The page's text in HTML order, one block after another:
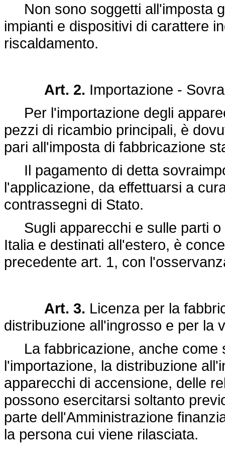
Non sono soggetti all'imposta
impianti e dispositivi di carattere
riscaldamento.
Art. 2. Importazione -
Per l'importazione degli
pezzi di ricambio principali, è
pari all'imposta di fabbricazione
Il pagamento di detta
l'applicazione, da effettuarsi a
contrassegni di Stato.
Sugli apparecchi e sulle parti o
Italia e destinati all'estero, è
precedente art. 1, con
Art. 3. Licenza per la
distribuzione all'ingrosso e per la
La fabbricazione, anche come
l'importazione, la distribuzione
apparecchi di accensione, delle
possono esercitarsi soltanto
parte dell'Amministrazione
la persona cui viene rilasciata.